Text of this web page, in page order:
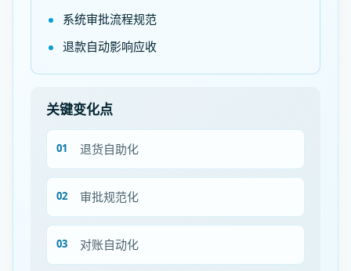
系统审批流程规范
退款自动影响应收
关键变化点
退货自助化
审批规范化
对账自动化